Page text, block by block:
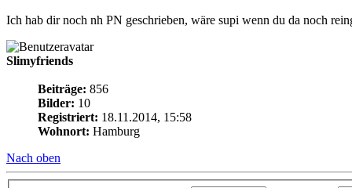
Ich hab dir noch nh PN geschrieben, wäre supi wenn du da noch
Slimyfriends
Beiträge: 856
Bilder: 10
Registriert: 18.11.2014, 15:58
Wohnort: Hamburg
Nach oben